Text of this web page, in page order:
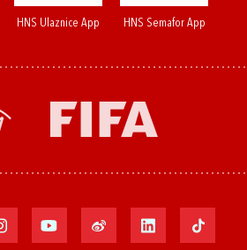
HNS Ulaznice App HNS Semafor App